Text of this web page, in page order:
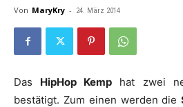
Von MaryKry - 24. März 2014
Das HipHop Kemp hat zwei
bestätigt. Zum einen werden die